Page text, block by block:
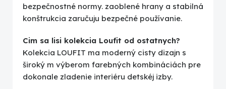
bezpečnostné normy. zaoblené hrany a stabilná
konštrukcia zaručuju bezpečné používanie.
Cim sa lisi kolekcia Loufit od ostatnych?
Kolekcia LOUFIT ma moderný cisty dizajn s
široký m výberom farebných kombináciách pre
dokonale zladenie interiéru detskéj izby.